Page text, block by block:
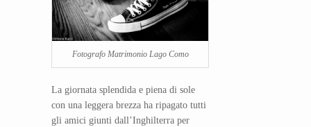
Fotografo Matrimonio Lago Como
La giornata splendida e piena di sole
con una leggera brezza ha ripagato tutti
gli amici giunti dall’Inghilterra per